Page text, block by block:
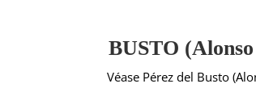
BUSTO
Véase Pérez del Busto